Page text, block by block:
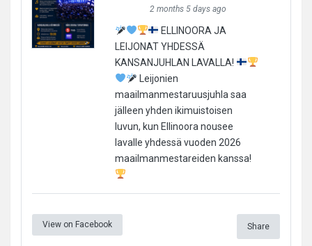
2 months 5 days ago
ELLINOORA JA
LEIJONAT YHDESSÄ
KANSANJUHLAN LAVALLA!
Leijonien
maailmanmestaruusjuhla saa
jälleen yhden ikimuistoisen
luvun, kun Ellinoora nousee
lavalle yhdessä vuoden 2026
maailmanmestareiden kanssa!
View on Facebook Share